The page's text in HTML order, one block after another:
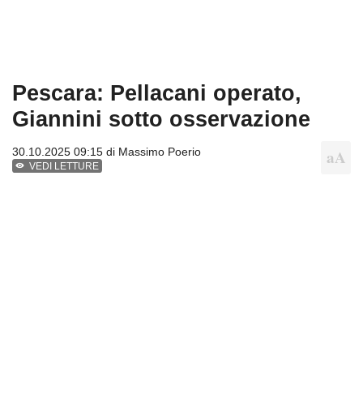
Pescara: Pellacani operato,
Giannini sotto osservazione
30.10.2025 09:15 di Massimo Poerio
VEDI LETTURE